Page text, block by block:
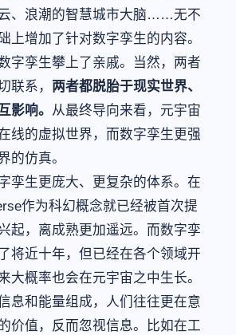
、浪潮的智慧城市大脑……无不
上增加了针对数字孪生的内容。
字孪生攀上了亲戚。当然，两者
联系， 两者都脱胎于现实世界、
影响。 从最终导向来看，元宇宙
线的虚拟世界，而数字孪生更强
的仿真。
孪生更庞大、更复杂的体系。在
作为科幻概念就已经被首次提
起，离成熟更加遥远。而数字孪
将近十年，但已经在各个领域开
大概率也会在元宇宙之中生长。
息和能量组成，人们往往更在意
价值，反而忽视信息。比如在工